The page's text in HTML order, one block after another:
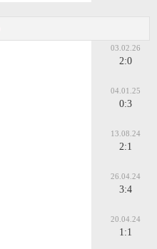
03.02.26
2:0
04.01.25
0:3
13.08.24
2:1
26.04.24
3:4
20.04.24
1:1